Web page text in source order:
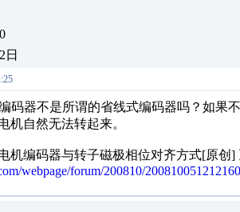
日
码器不是所谓的省线式编码器吗？如果
机自然无法转起来。
机编码器与转子磁极相位对齐方式[原创]
webpage/forum/200810/